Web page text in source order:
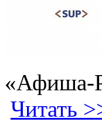
«Афиша-
Читать